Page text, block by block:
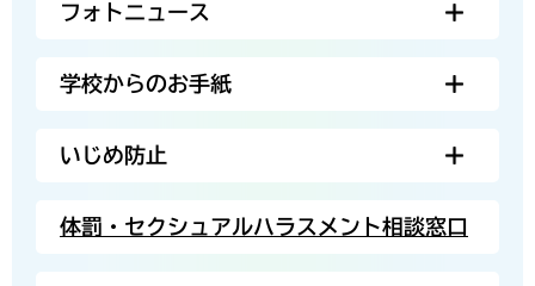
フォトニュース
学校からのお手紙
いじめ防止
体罰・セクシュアルハラスメント相談窓口